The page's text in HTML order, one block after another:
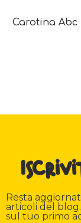
Carotina Abc
Resta
articoli del blog.
sul tuo primo